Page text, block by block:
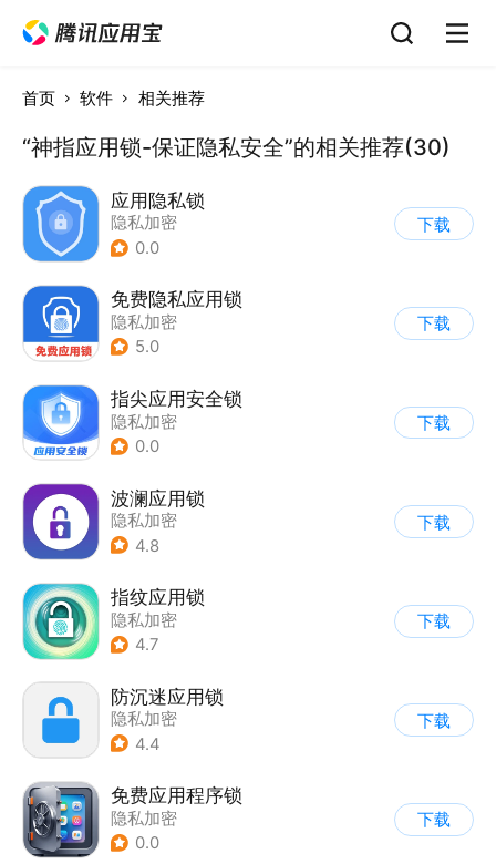
首页 软件 相关推荐
“神指应用锁-保证隐私安全”的相关推荐(30)
应用隐私锁
隐私加密
0.0
下载
免费隐私应用锁
隐私加密
5.0
下载
指尖应用安全锁
隐私加密
0.0
下载
波澜应用锁
隐私加密
4.8
下载
指纹应用锁
隐私加密
4.7
下载
防沉迷应用锁
隐私加密
4.4
下载
免费应用程序锁
隐私加密
0.0
下载